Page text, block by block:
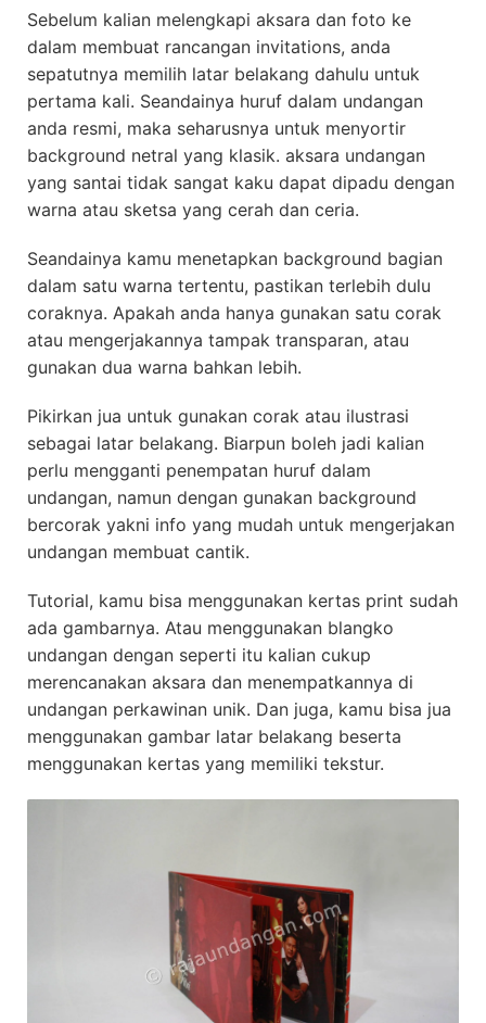
Sebelum kalian melengkapi aksara dan foto ke
dalam membuat rancangan invitations, anda
sepatutnya memilih latar belakang dahulu untuk
pertama kali. Seandainya huruf dalam undangan
anda resmi, maka seharusnya untuk menyortir
background netral yang klasik. aksara undangan
yang santai tidak sangat kaku dapat dipadu dengan
warna atau sketsa yang cerah dan ceria.
Seandainya kamu menetapkan background bagian
dalam satu warna tertentu, pastikan terlebih dulu
coraknya. Apakah anda hanya gunakan satu corak
atau mengerjakannya tampak transparan, atau
gunakan dua warna bahkan lebih.
Pikirkan jua untuk gunakan corak atau ilustrasi
sebagai latar belakang. Biarpun boleh jadi kalian
perlu mengganti penempatan huruf dalam
undangan, namun dengan gunakan background
bercorak yakni info yang mudah untuk mengerjakan
undangan membuat cantik.
Tutorial, kamu bisa menggunakan kertas print sudah
ada gambarnya. Atau menggunakan blangko
undangan dengan seperti itu kalian cukup
merencanakan aksara dan menempatkannya di
undangan perkawinan unik. Dan juga, kamu bisa jua
menggunakan gambar latar belakang beserta
menggunakan kertas yang memiliki tekstur.